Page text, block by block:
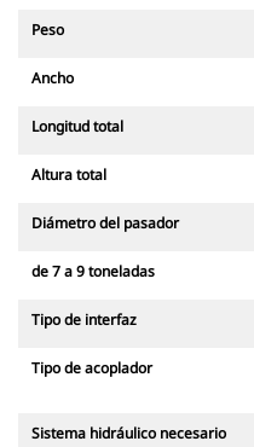
Peso
Ancho
Longitud total
Altura total
Diámetro del pasador
de 7 a 9 toneladas
Tipo de interfaz
Tipo de acoplador
Sistema hidráulico necesario